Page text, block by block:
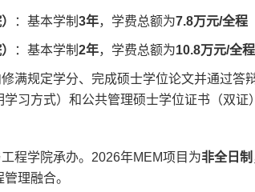
：基本学制 3年，学费总额为7.8万元/全程
：基本学制 2年，学费总额为10.8万元/全程
满规定学分、完成硕士学位论文并通过
习方式）和公共管理硕士学位证书（双证
程学院承办。2026年MEM项目为非全日制
理融合。